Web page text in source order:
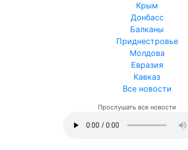
Крым
Донбасс
Балканы
Приднестровье
Молдова
Евразия
Кавказ
Все новости
Прослушать все новости